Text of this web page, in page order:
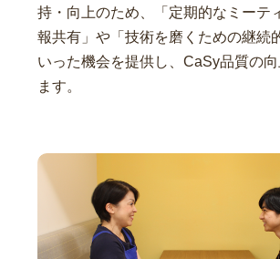
持・向上のため、「定期的なミーテ
報共有」や「技術を磨くための継続
いった機会を提供し、CaSy品質の
ます。